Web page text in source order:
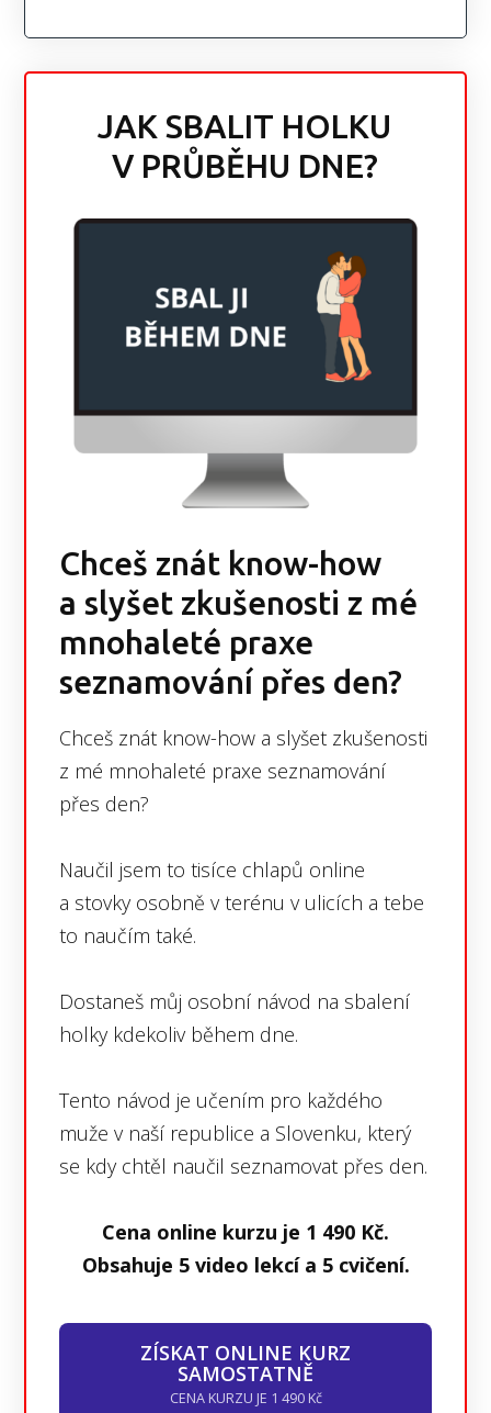
JAK SBALIT HOLKU
V PRŮBĚHU DNE?
Chceš znát know-how
a slyšet zkušenosti z mé
mnohaleté praxe
seznamování přes den?
Chceš znát know-how a slyšet zkušenosti
z mé mnohaleté praxe seznamování
přes den?
Naučil jsem to tisíce chlapů online
a stovky osobně v terénu v ulicích a tebe
to naučím také.
Dostaneš můj osobní návod na sbalení
holky kdekoliv během dne.
Tento návod je učením pro každého
muže v naší republice a Slovenku, který
se kdy chtěl naučil seznamovat přes den.
Cena online kurzu je 1 490 Kč.
Obsahuje 5 video lekcí a 5 cvičení.
ZÍSKAT ONLINE KURZ
SAMOSTATNĚ
CENA KURZU JE 1 490 Kč